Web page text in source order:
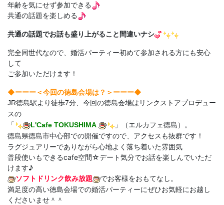
年齢を気にせず参加できる
共通の話題を楽しめる
共通の話題でお話も盛り上がること間違いナシ
完全同世代なので、婚活パーティー初めて参加される方にも安心
して
ご参加いただけます！
◆ーーー＜今回の徳島会場は？＞ ーーー◆
JR徳島駅より徒歩7分、今回の徳島会場はリンクストアプロデュー
スの
「
L'Cafe TOKUSHIMA
」（エルカフェ徳島）。
徳島県徳島市中心部での開催ですので、アクセスも抜群です！
ラグジュアリーでありながら心地よく落ち着いた雰囲気
普段使いもできるcafe空間☆デート気分でお話を楽しんでいただ
けます♪
ソフトドリンク飲み放題 でお客様をおもてなし。
満足度の高い徳島会場での婚活パーティーにぜひお気軽にお越し
くださいませ＾＾